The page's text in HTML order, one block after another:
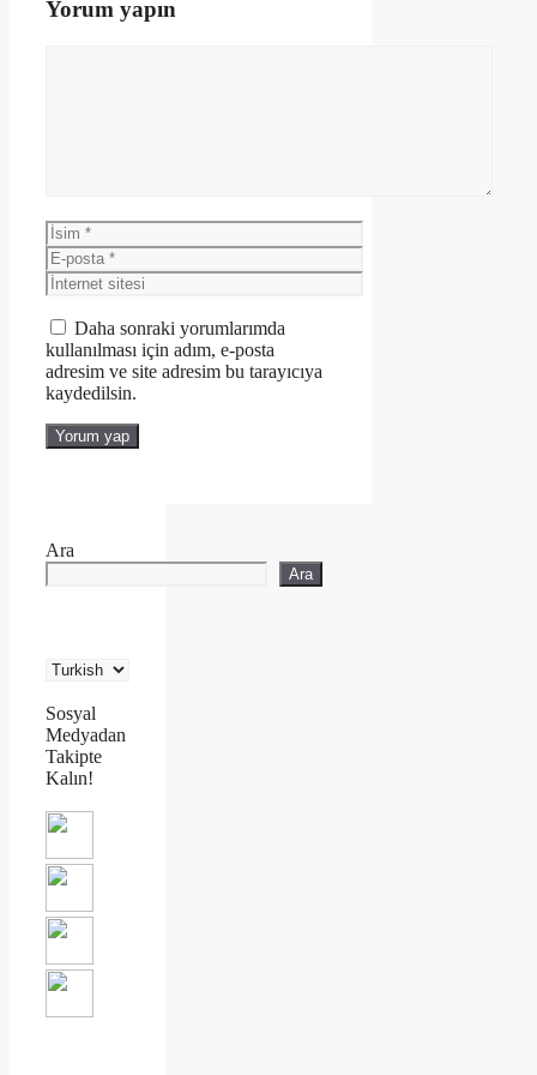
Yorum yapın
İsim
E-
posta
İnternet
sitesi
Daha sonraki yorumlarımda
kullanılması için adım, e-posta
adresim ve site adresim bu tarayıcıya
kaydedilsin.
Ara
Ara
Sosyal
Medyadan
Takipte
Kalın!